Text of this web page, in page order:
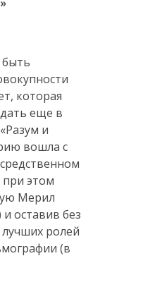
быть
которая
еще в
и
вошла с
этом
Мерил
оставив без
ролей
(в